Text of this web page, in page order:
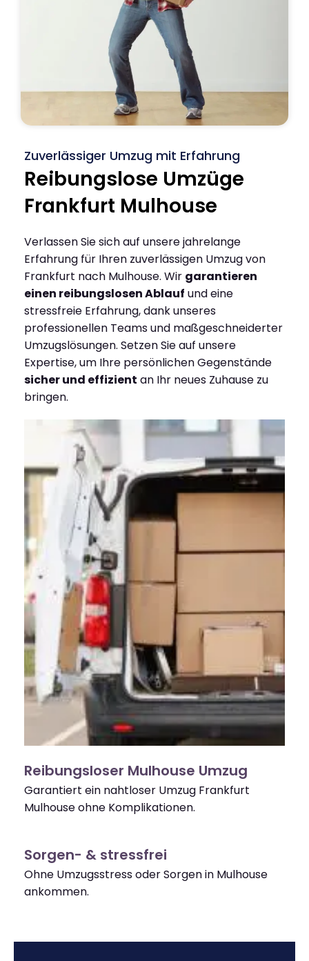
Zuverlässiger Umzug mit Erfahrung
Reibungslose Umzüge
Frankfurt Mulhouse
Verlassen Sie sich auf unsere jahrelange
Erfahrung für Ihren zuverlässigen Umzug von
Frankfurt nach Mulhouse. Wir garantieren
einen reibungslosen Ablauf und eine
stressfreie Erfahrung, dank unseres
professionellen Teams und maßgeschneiderter
Umzugslösungen. Setzen Sie auf unsere
Expertise, um Ihre persönlichen Gegenstände
sicher und effizient an Ihr neues Zuhause zu
bringen.
Reibungsloser Mulhouse Umzug
Garantiert ein nahtloser Umzug Frankfurt
Mulhouse ohne Komplikationen.
Sorgen- & stressfrei
Ohne Umzugsstress oder Sorgen in Mulhouse
ankommen.